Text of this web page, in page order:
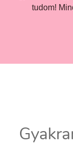
tudom!